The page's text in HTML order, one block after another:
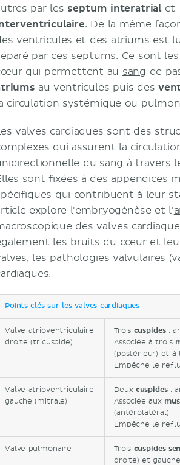
par les septum interatrialet
. De la même
ventricules et des atriums est
par ces septums. Ce sont
qui permettent au sang de
au ventricules puis des
circulation systémique ou
valves cardiaques sont des
qui assurent la
du sang à travers
sont fixées à des appendices
qui contribuent à leur
explore l'embryogénèse et l'
des valves
les bruits du cœur et
les pathologies valvulaires
Points clés sur les valves cardiaques
Valve atrioventriculaire
droite (tricuspide)
Trois cuspides:
Associée à trois
(postérieur) et à
Empêche le
Valve atrioventriculaire
gauche (mitrale)
Deux cuspides:
Associée aux
(antérolatéral)
Empêche le
Valve pulmonaire Trois cuspides
droite) et